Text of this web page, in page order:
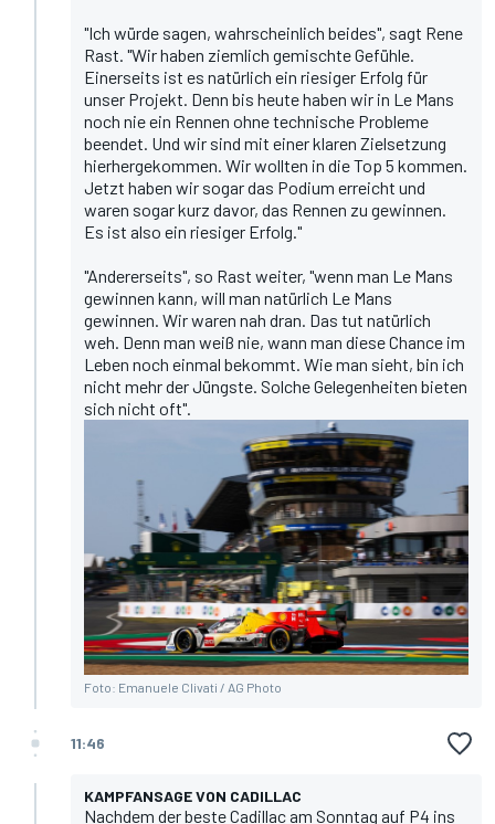
"Ich würde sagen, wahrscheinlich beides", sagt Rene
Rast. "Wir haben ziemlich gemischte Gefühle.
Einerseits ist es natürlich ein riesiger Erfolg für
unser Projekt. Denn bis heute haben wir in Le Mans
noch nie ein Rennen ohne technische Probleme
beendet. Und wir sind mit einer klaren Zielsetzung
hierhergekommen. Wir wollten in die Top 5 kommen.
Jetzt haben wir sogar das Podium erreicht und
waren sogar kurz davor, das Rennen zu gewinnen.
Es ist also ein riesiger Erfolg."
"Andererseits", so Rast weiter, "wenn man Le Mans
gewinnen kann, will man natürlich Le Mans
gewinnen. Wir waren nah dran. Das tut natürlich
weh. Denn man weiß nie, wann man diese Chance im
Leben noch einmal bekommt. Wie man sieht, bin ich
nicht mehr der Jüngste. Solche Gelegenheiten bieten
sich nicht oft".
Foto: Emanuele Clivati / AG Photo
11:46
KAMPFANSAGE VON CADILLAC
Nachdem der beste Cadillac am Sonntag auf P4 ins